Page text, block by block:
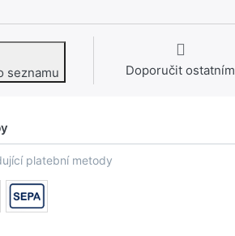
seznamu Doporučit ostatním
platební metody